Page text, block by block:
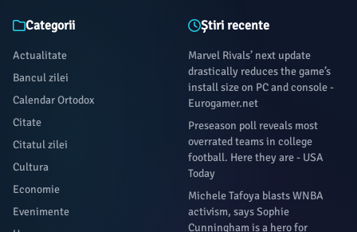
Categorii
Actualitate
Bancul zilei
Calendar Ortodox
Citate
Citatul zilei
Cultura
Economie
Evenimente
Știri recente
Marvel Rivals’ next update
drastically reduces the game’s
install size on PC and console -
Eurogamer.net
Preseason poll reveals most
overrated teams in college
football. Here they are - USA
Today
Michele Tafoya blasts WNBA
activism, says Sophie
Cunningham is a hero for